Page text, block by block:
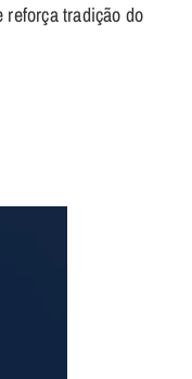
reforça tradição do